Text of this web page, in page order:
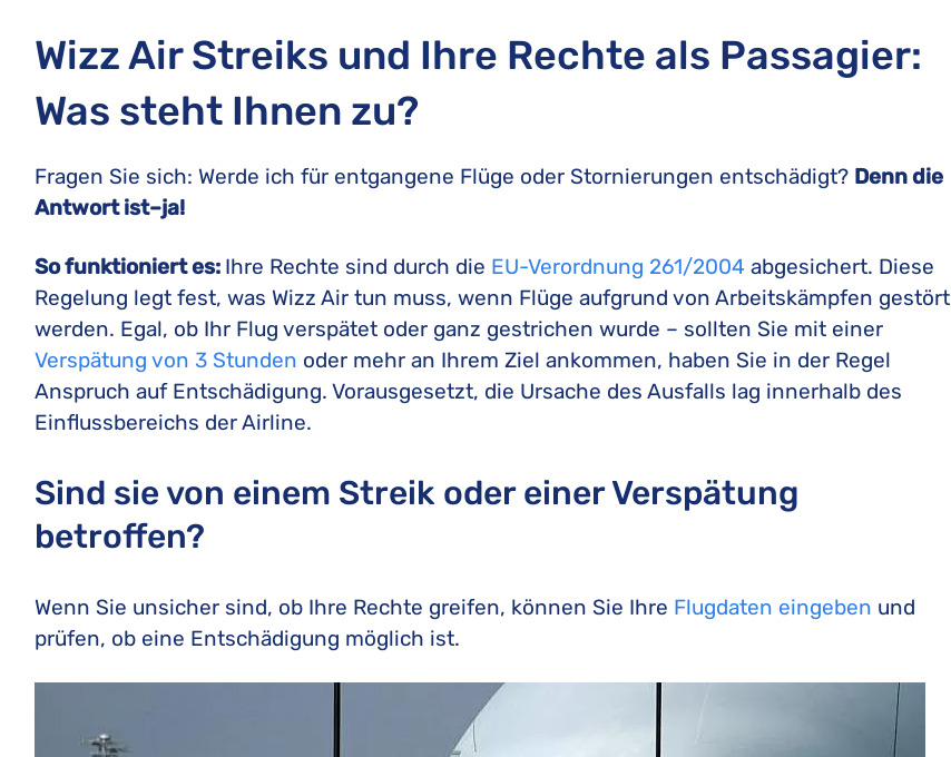
Wizz Air Streiks und Ihre Rechte als Passagier:
Was steht Ihnen zu?
Fragen Sie sich: Werde ich für entgangene Flüge oder Stornierungen entschädigt? Denn die
Antwort ist–ja!
So funktioniert es: Ihre Rechte sind durch die EU-Verordnung 261/2004 abgesichert. Diese
Regelung legt fest, was Wizz Air tun muss, wenn Flüge aufgrund von Arbeitskämpfen gestört
werden. Egal, ob Ihr Flug verspätet oder ganz gestrichen wurde – sollten Sie mit einer
Verspätung von 3 Stunden oder mehr an Ihrem Ziel ankommen, haben Sie in der Regel
Anspruch auf Entschädigung. Vorausgesetzt, die Ursache des Ausfalls lag innerhalb des
Einflussbereichs der Airline.
Sind sie von einem Streik oder einer Verspätung
betroffen?
Wenn Sie unsicher sind, ob Ihre Rechte greifen, können Sie Ihre Flugdaten eingeben und
prüfen, ob eine Entschädigung möglich ist.